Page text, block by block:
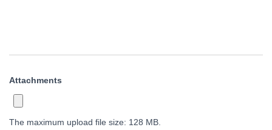
Attachments
The maximum upload file size: 128 MB.